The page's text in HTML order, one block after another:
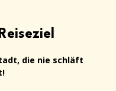
die nie schläft